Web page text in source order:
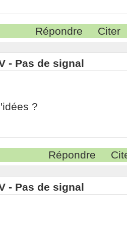
Répondre Citer
- Pas de signal
?
Répondre
- Pas de signal